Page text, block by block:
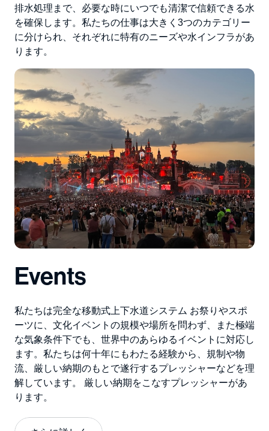
排水処理まで、必要な時にいつでも清潔で信頼できる水
を確保します。私たちの仕事は大きく3つのカテゴリー
に分けられ、それぞれに特有のニーズや水インフラがあ
ります。
Events
私たちは完全な移動式上下水道システム お祭りやスポ
ーツに、 文化イベント の規模や場所を問わず、また極端
な気象条件下でも、世界中のあらゆるイベントに対応し
ます。 私たちは何十年にもわたる経験から、規制や物
流 、厳しい納期のもとで遂行するプレッシャーなどを理
解しています。
厳しい納期をこなすプレッシャーがあ
ります。